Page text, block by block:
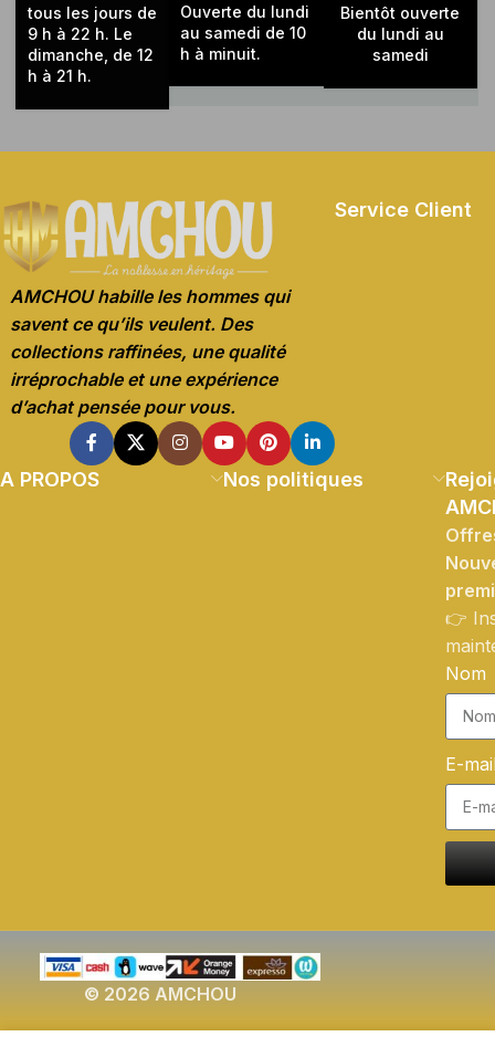
tous les jours de
9 h à 22 h. Le
dimanche, de 12
h à 21 h.
Ouverte du lundi
au samedi de 10
h à minuit.
Bientôt ouverte
du lundi au
samedi
AMCHOU habille les hommes qui
savent ce qu’ils veulent. Des
collections raffinées, une qualité
irréprochable et une expérience
d’achat pensée pour vous.
Service Client
A PROPOS Nos politiques
👉
Nom
E-
© 2026 AMCHOU